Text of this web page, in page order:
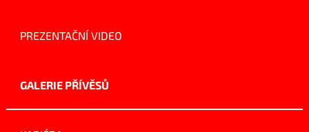
PREZENTAČNÍ VIDEO
GALERIE PŘÍVĚSŮ